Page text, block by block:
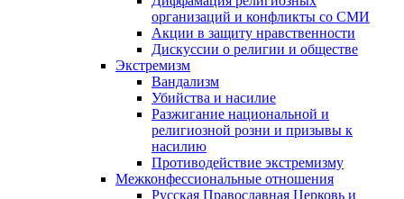
организаций и конфликты со СМИ
Акции в защиту нравственности
Дискуссии о религии и обществе
Экстремизм
Вандализм
Убийства и насилие
Разжигание национальной и
религиозной розни и призывы к
насилию
Противодействие экстремизму
Межконфессиональные отношения
Русская Православная Церковь и